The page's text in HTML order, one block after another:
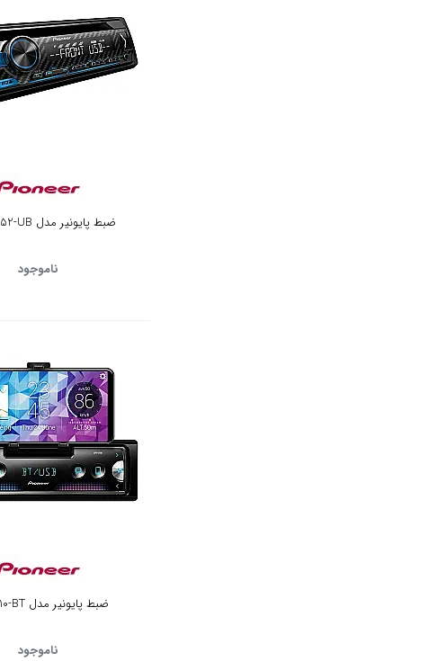
ضبط پایونیر مدل DEH-S1152-UB
ناموجود
ضبط پایونیر مدل SPH-C10-BT
ناموجود